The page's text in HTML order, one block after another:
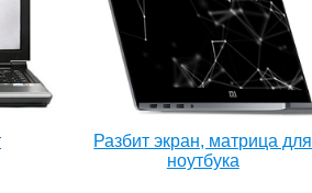
Разбит экран, матрица для
ноутбука